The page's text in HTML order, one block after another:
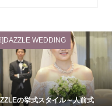
]DAZZLE WEDDING
の挙式スタイル～人前式